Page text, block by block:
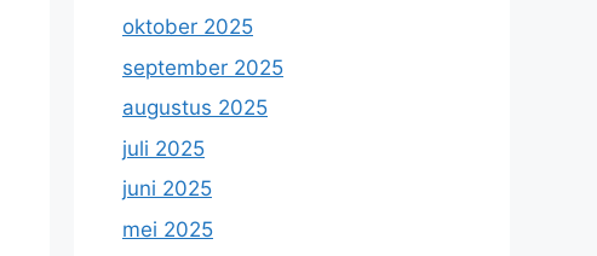
oktober 2025
september 2025
augustus 2025
juli 2025
juni 2025
mei 2025